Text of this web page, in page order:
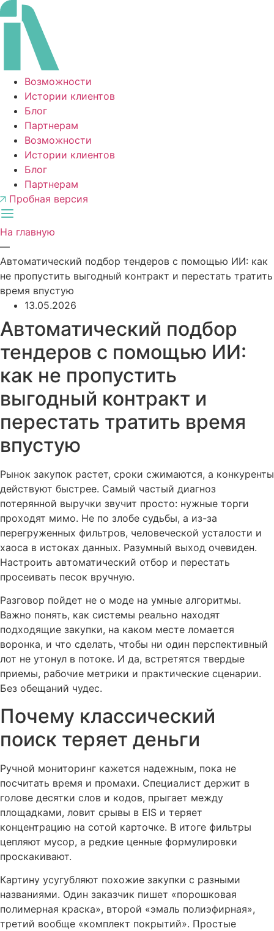
Перейти
к
содержимому
Возможности
Истории клиентов
Блог
Партнерам
Возможности
Истории клиентов
Блог
Партнерам
Пробная версия
На главную
—
Автоматический подбор тендеров с помощью ИИ: как
не пропустить выгодный контракт и перестать тратить
время впустую
13.05.2026
Автоматический подбор
тендеров с помощью ИИ:
как не пропустить
выгодный контракт и
перестать тратить время
впустую
Рынок закупок растет, сроки сжимаются, а конкуренты
действуют быстрее. Самый частый диагноз
потерянной выручки звучит просто: нужные торги
проходят мимо. Не по злобе судьбы, а из-за
перегруженных фильтров, человеческой усталости и
хаоса в истоках данных. Разумный выход очевиден.
Настроить автоматический отбор и перестать
просеивать песок вручную.
Разговор пойдет не о моде на умные алгоритмы.
Важно понять, как системы реально находят
подходящие закупки, на каком месте ломается
воронка, и что сделать, чтобы ни один перспективный
лот не утонул в потоке. И да, встретятся твердые
приемы, рабочие метрики и практические сценарии.
Без обещаний чудес.
Почему классический
поиск теряет деньги
Ручной мониторинг кажется надежным, пока не
посчитать время и промахи. Специалист держит в
голове десятки слов и кодов, прыгает между
площадками, ловит срывы в EIS и теряет
концентрацию на сотой карточке. В итоге фильтры
цепляют мусор, а редкие ценные формулировки
проскакивают.
Картину усугубляют похожие закупки с разными
названиями. Один заказчик пишет «порошковая
полимерная краска», второй «эмаль полиэфирная»,
третий вообще «комплект покрытий». Простые